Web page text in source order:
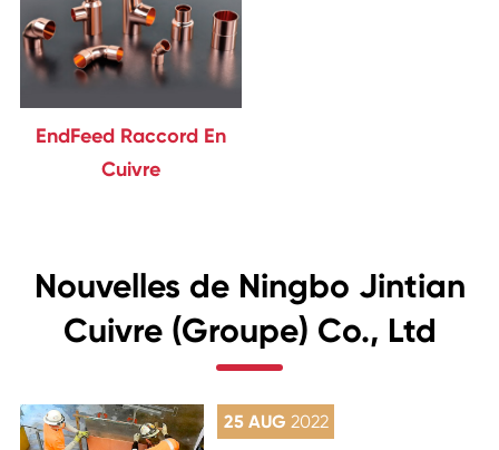
EndFeed Raccord En
Cuivre
Nouvelles de Ningbo Jintian
Cuivre (Groupe) Co., Ltd
25 AUG 2022